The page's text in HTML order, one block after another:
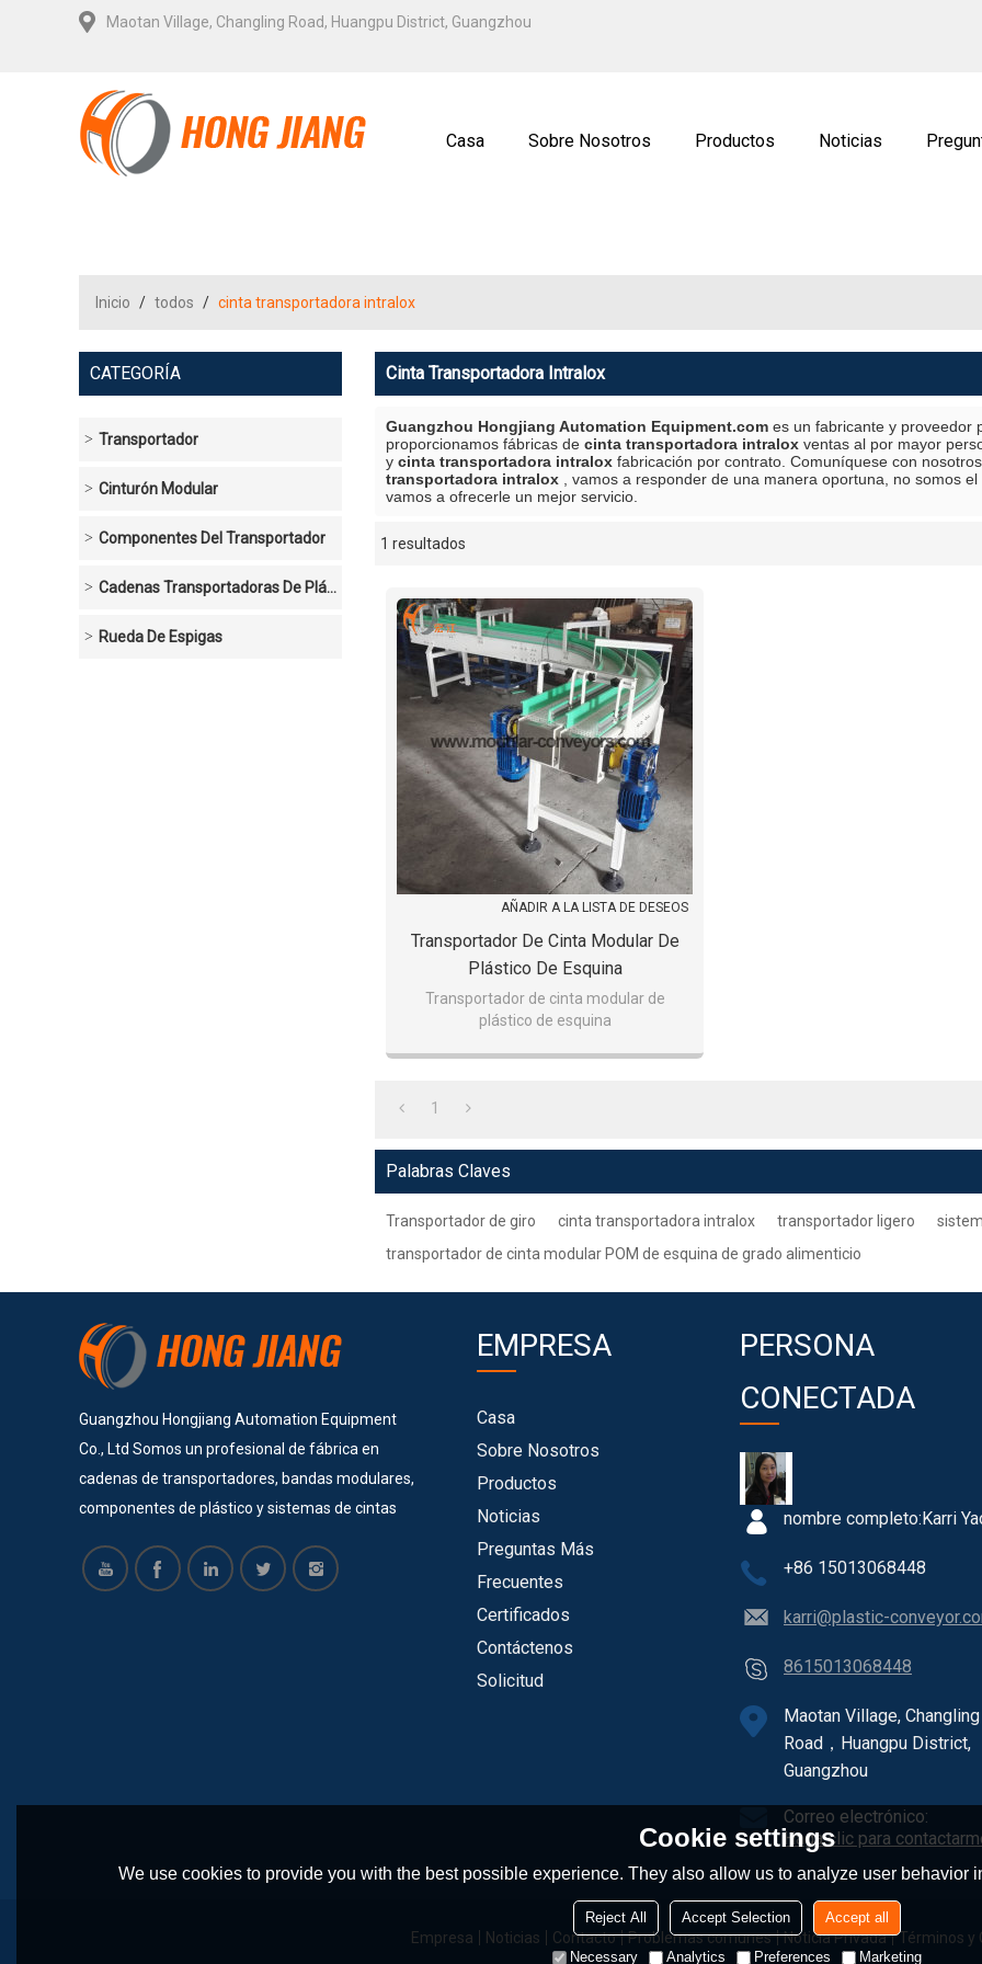
Maotan Village, Changling Road, Huangpu District, Guangzhou
Casa Sobre Nosotros Productos Noticias
Inicio / todos / cinta transportadora intralox
CATEGORÍA
Transportador
Cinturón Modular
Componentes Del Transportador
Cadenas Transportadoras De Plástico
Rueda De Espigas
Cinta Transportadora Intralox
Guangzhou Hongjiang Automation Equipment.com es un fabricante y proveedor
proporcionamos fábricas de cinta transportadora intralox ventas al por mayor
y cinta transportadora intralox fabricación por contrato. Comuníquese con
transportadora intralox , vamos a responder de una manera oportuna, no somos
vamos a ofrecerle un mejor servicio.
1 resultados
escaparate
AÑADIR A LA LISTA DE DESEOS
Transportador De Cinta Modular De
Plástico De Esquina
Transportador de cinta modular de
plástico de esquina
1
Palabras Claves
Transportador de giro cinta transportadora intralox transportador ligero
transportador de cinta modular POM de esquina de grado alimenticio
Guangzhou Hongjiang Automation Equipment
Co., Ltd Somos un profesional de fábrica en
cadenas de transportadores, bandas modulares,
componentes de plástico y sistemas de cintas
nuestros productos tienen certificado SGS, ISO,
CE. Ahora ofrecemos servicios para muchas
ruedas locas y otros componentes de plástico. y
profesionales para diseñar y producir
EMPRESA
Casa
Sobre Nosotros
Productos
Noticias
Preguntas Más
Frecuentes
Certificados
Contáctenos
Solicitud
PERSONA
CONECTADA
nombre completo:Karri
+86 15013068448
karri@plastic-
8615013068448
Maotan Village, Changling
Road，Huangpu District,
Guangzhou
Correo electrónico:
Haga clic para
Empresa Noticias Contacto Problemas comunes Noticia Privada
Términos y
Cookie settings
We use cookies to provide you with the best possible experience. They also allow us to analyze user behavior
Reject All Accept Selection Accept all
Necessary Analytics Preferences Marketing